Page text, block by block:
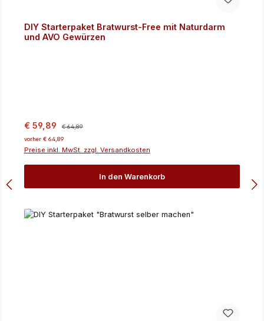
DIY Starterpaket Bratwurst-Free mit Naturdarm
und AVO Gewürzen
Verkaufspreis:
€ 59,89
€ 64,89
vorher € 64,89
Preise inkl. MwSt. zzgl. Versandkosten
In den Warenkorb